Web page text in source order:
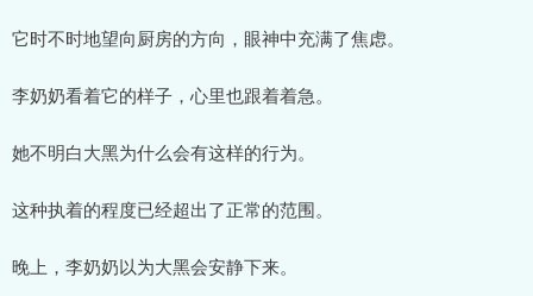
它时不时地望向厨房的方向，眼神中充满了焦虑。
李奶奶看着它的样子，心里也跟着着急。
她不明白大黑为什么会有这样的行为。
这种执着的程度已经超出了正常的范围。
晚上，李奶奶以为大黑会安静下来。